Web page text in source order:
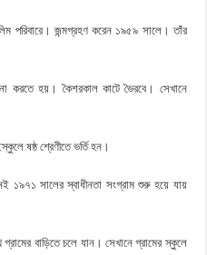
পরিবারে। জন্মগ্রহণ করেন ১৯৫৯ সালে। তাঁর
করতে হয়। কৈশরকাল কাটে ভৈরবে। সেখানে
ষষ্ঠ শ্রেণীতে ভর্তি হন।
১৯৭১ সালের স্বাধীনতা সংগ্রাম শুরু হয়ে যায়
বাড়িতে চলে যান। সেখানে গ্রামের স্কুলে